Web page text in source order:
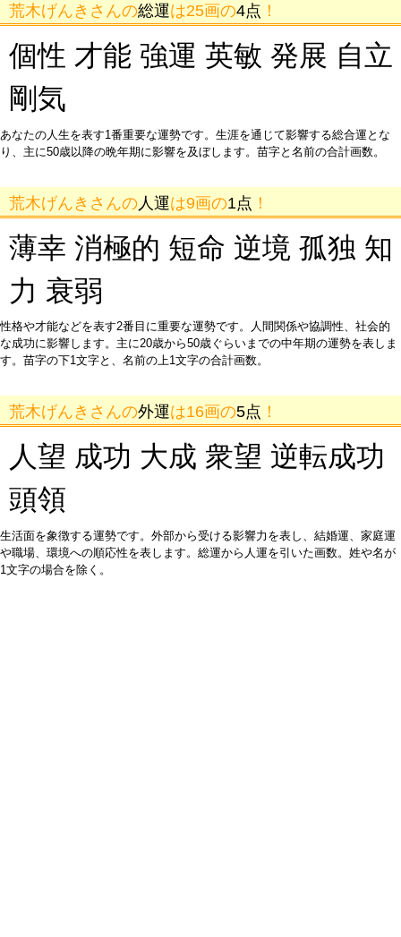
荒木げんきさんの総運は25画の4点 ！
個性 才能 強運 英敏 発展 自立
剛気
あなたの人生を表す1番重要な運勢です。生涯を通じて影響する総合運とな
り、主に50歳以降の晩年期に影響を及ぼします。苗字と名前の合計画数。
荒木げんきさんの 人運は9画の1点 ！
薄幸 消極的 短命 逆境 孤独 知
力 衰弱
性格や才能などを表す2番目に重要な運勢です。人間関係や協調性、社会的
な成功に影響します。主に20歳から50歳ぐらいまでの中年期の運勢を表しま
す。苗字の下1文字と、名前の上1文字の合計画数。
荒木げんきさんの外運は16画の5点 ！
人望 成功 大成 衆望 逆転成功
頭領
生活面を象徴する運勢です。外部から受ける影響力を表し、結婚運、家庭運
や職場、環境への順応性を表します。総運から人運を引いた画数。姓や名が
1文字の場合を除く。